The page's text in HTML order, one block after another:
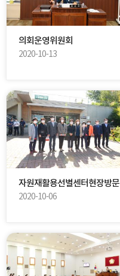
의회운영위원회
2020-10-13
자원재활용선별센터현장방문
2020-10-06